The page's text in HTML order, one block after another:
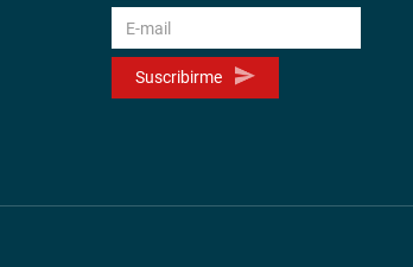
Suscribirme